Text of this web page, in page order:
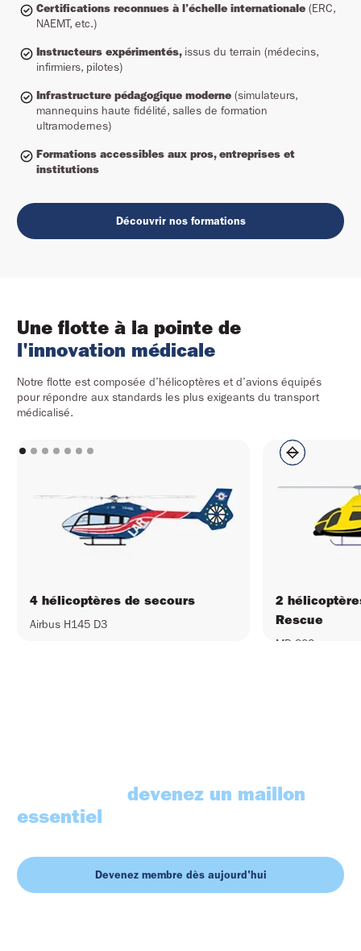
Certifications reconnues à l’échelle internationale (ERC,
NAEMT, etc.)
Instructeurs expérimentés, issus du terrain (médecins,
infirmiers, pilotes)
Infrastructure pédagogique moderne(simulateurs,
mannequins haute fidélité, salles de formation
ultramodernes)
Formations accessibles aux pros, entreprises et
institutions
Découvrir nos formations
Une flotte à la pointe de
l'innovation médicale
Notre flotte est composée d’hélicoptères et d’avions équipés
pour répondre aux standards les plus exigeants du transport
médicalisé.
4 hélicoptères de secours
Airbus H145 D3
2
Rescue
MD 902
devenez un maillon
essentiel
Devenez membre dès aujourd'hui